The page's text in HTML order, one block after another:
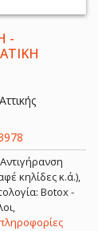
-
κηλίδες κ.ά.),
Botox -